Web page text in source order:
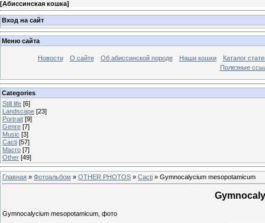
[Абиссинская кошка]
Вход на сайт
Меню сайта
Новости О сайте Об абиссинской породе Наши кошки
Каталог
Полезные
Categories
Still life [6]
Landscape [23]
Portrait [9]
Genre [7]
Music [3]
Cacti [57]
Macro [7]
Other [49]
Главная » Фотоальбом » OTHER PHOTOS » Cacti » Gymnocalycium mesopotamicum
Gymnocalycium mesopotamicum, фото